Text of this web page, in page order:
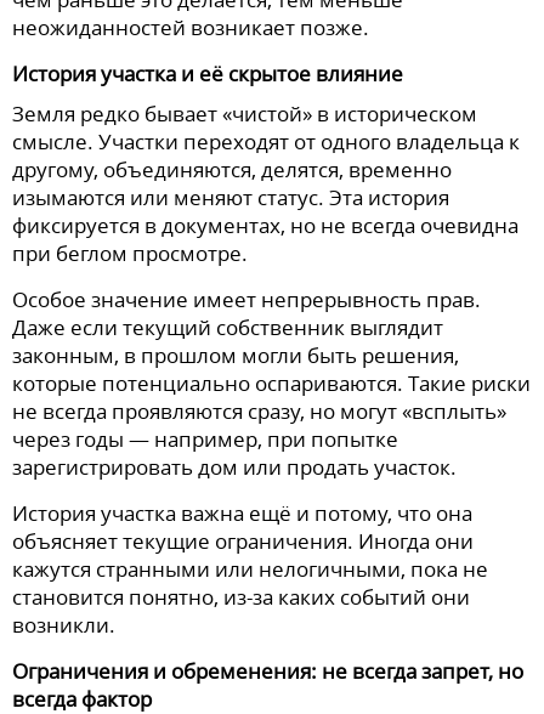
неожиданностей возникает позже.
История участка и её скрытое влияние
Земля редко бывает «чистой» в историческом
смысле. Участки переходят от одного владельца к
другому, объединяются, делятся, временно
изымаются или меняют статус. Эта история
фиксируется в документах, но не всегда очевидна
при беглом просмотре.
Особое значение имеет непрерывность прав.
Даже если текущий собственник выглядит
законным, в прошлом могли быть решения,
которые потенциально оспариваются. Такие риски
не всегда проявляются сразу, но могут «всплыть»
через годы — например, при попытке
зарегистрировать дом или продать участок.
История участка важна ещё и потому, что она
объясняет текущие ограничения. Иногда они
кажутся странными или нелогичными, пока не
становится понятно, из-за каких событий они
возникли.
Ограничения и обременения: не всегда запрет, но
всегда фактор